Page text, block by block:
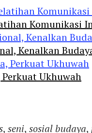
Komunikasi
Kenalkan
Ukhuwah
, seni, sosial budaya,